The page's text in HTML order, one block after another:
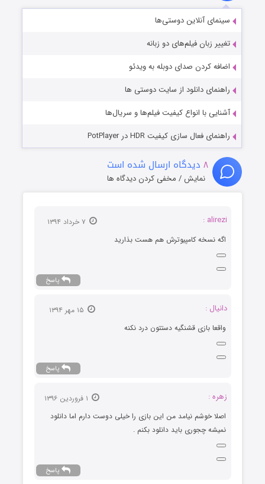
سینمای آنلاین دوستی‌ها
تغییر زبان فیلم‌های دو زبانه
اضافه کردن صدای دوبله به ویدئو
راهنمای دانلود از سایت دوستی ها
آشنایی با انواع کیفیت فیلم‌ها و سریال‌ها
راهنمای فعال سازی کیفیت HDR در PotPlayer
۸ دیدگاه ارسال شده است
نمایش / مخفی کردن دیدگاه ها
alirezi :
اگه نسخه کامپیوترش هم هست بذارید
پاسخ
دانیال :
واقعا بازی قشنگیه دستتون درد نکنه
پاسخ
زهره :
اصلا خوشم نیامد من این بازی را خیلی دوست دارم اما دانلود
نمیشه چجوری باید دانلود بکنم .
پاسخ